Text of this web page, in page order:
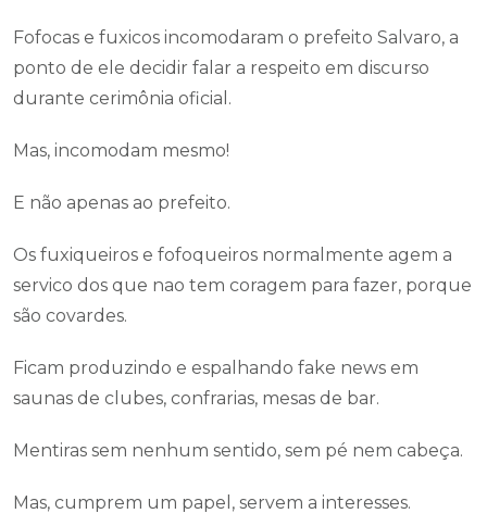
Fofocas e fuxicos incomodaram o prefeito Salvaro, a
ponto de ele decidir falar a respeito em discurso
durante cerimônia oficial.
Mas, incomodam mesmo!
E não apenas ao prefeito.
Os fuxiqueiros e fofoqueiros normalmente agem a
servico dos que nao tem coragem para fazer, porque
são covardes.
Ficam produzindo e espalhando fake news em
saunas de clubes, confrarias, mesas de bar.
Mentiras sem nenhum sentido, sem pé nem cabeça.
Mas, cumprem um papel, servem a interesses.